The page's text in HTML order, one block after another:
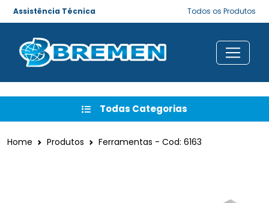
Assistência Técnica Todos os Produtos
Todas Categorias
Home Produtos Ferramentas - Cod: 6163